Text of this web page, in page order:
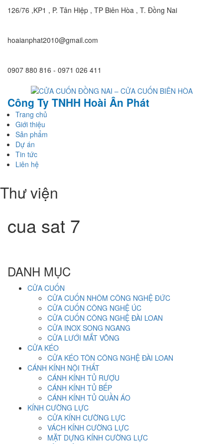
126/76 ,KP1 , P. Tân Hiệp , TP Biên Hòa , T. Đồng Nai
hoaianphat2010@gmail.com
0907 880 816 - 0971 026 411
Công Ty TNHH Hoài Ân Phát
Trang chủ
Giới thiệu
Sản phẩm
Dự án
Tin tức
Liên hệ
Thư viện
cua sat 7
DANH MỤC
CỬA CUỐN
CỬA CUỐN NHÔM CÔNG NGHỆ ĐỨC
CỬA CUỐN CÔNG NGHỆ ÚC
CỬA CUỐN CÔNG NGHỆ ĐÀI LOAN
CỬA INOX SONG NGANG
CỬA LƯỚI MẮT VÕNG
CỬA KÉO
CỬA KÉO TÔN CÔNG NGHỆ ĐÀI LOAN
CÁNH KÍNH NỘI THẤT
CÁNH KÍNH TỦ RƯỢU
CÁNH KÍNH TỦ BẾP
CÁNH KÍNH TỦ QUẦN ÁO
KÍNH CƯỜNG LỰC
CỬA KÍNH CƯỜNG LỰC
VÁCH KÍNH CƯỜNG LỰC
MẶT DỰNG KÍNH CƯỜNG LỰC